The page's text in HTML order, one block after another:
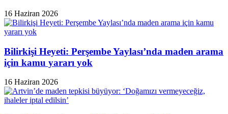
16 Haziran 2026
Bilirkişi Heyeti: Perşembe Yaylası’nda maden arama
için kamu yararı yok
16 Haziran 2026